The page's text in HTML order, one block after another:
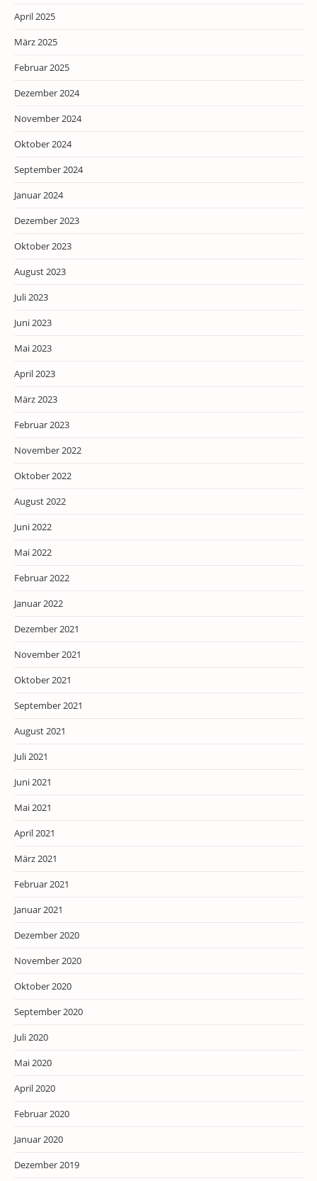
April 2025
März 2025
Februar 2025
Dezember 2024
November 2024
Oktober 2024
September 2024
Januar 2024
Dezember 2023
Oktober 2023
August 2023
Juli 2023
Juni 2023
Mai 2023
April 2023
März 2023
Februar 2023
November 2022
Oktober 2022
August 2022
Juni 2022
Mai 2022
Februar 2022
Januar 2022
Dezember 2021
November 2021
Oktober 2021
September 2021
August 2021
Juli 2021
Juni 2021
Mai 2021
April 2021
März 2021
Februar 2021
Januar 2021
Dezember 2020
November 2020
Oktober 2020
September 2020
Juli 2020
Mai 2020
April 2020
Februar 2020
Januar 2020
Dezember 2019